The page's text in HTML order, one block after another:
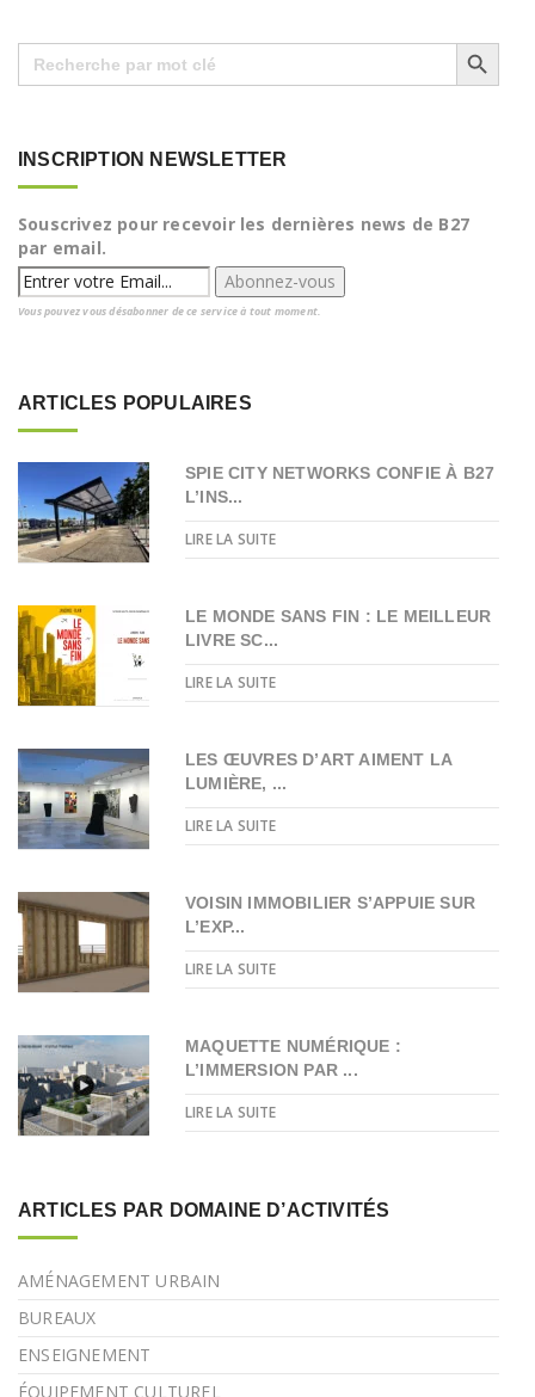
Search
for:
Search Button
INSCRIPTION NEWSLETTER
Souscrivez pour recevoir les dernières news de B27
par email.
Vous pouvez vous désabonner de ce service à tout moment.
ARTICLES POPULAIRES
SPIE CITY NETWORKS CONFIE À B27
L’INS...
LIRE LA SUITE
LE MONDE SANS FIN : LE MEILLEUR
LIVRE SC...
LIRE LA SUITE
LES ŒUVRES D’ART AIMENT LA
LUMIÈRE, ...
LIRE LA SUITE
VOISIN IMMOBILIER S’APPUIE SUR
L’EXP...
LIRE LA SUITE
MAQUETTE NUMÉRIQUE :
L’IMMERSION PAR ...
LIRE LA SUITE
ARTICLES PAR DOMAINE D’ACTIVITÉS
AMÉNAGEMENT URBAIN
BUREAUX
ENSEIGNEMENT
ÉQUIPEMENT CULTUREL